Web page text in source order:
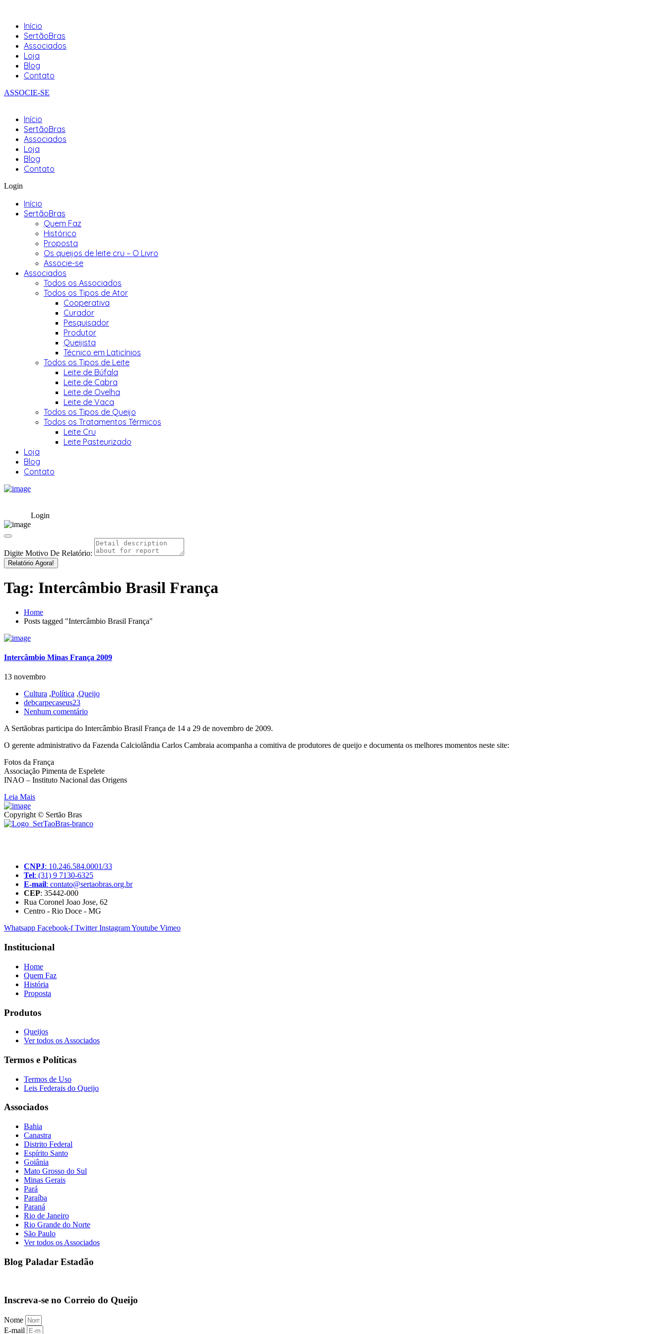
Início
SertãoBras
Associados
Loja
Blog
Contato
ASSOCIE-SE
Início
SertãoBras
Associados
Loja
Blog
Contato
Login
Início
SertãoBras
Quem Faz
Histórico
Proposta
Os queijos de leite cru – O Livro
Associe-se
Associados
Todos os Associados
Todos os Tipos de Ator
Cooperativa
Curador
Pesquisador
Produtor
Queijista
Técnico em Laticínios
Todos os Tipos de Leite
Leite de Búfala
Leite de Cabra
Leite de Ovelha
Leite de Vaca
Todos os Tipos de Queijo
Todos os Tratamentos Térmicos
Leite Cru
Leite Pasteurizado
Loja
Blog
Contato
Login
Digite Motivo De Relatório:
Relatório Agora!
Tag: Intercâmbio Brasil França
Home
Posts tagged "Intercâmbio Brasil França"
Intercâmbio Minas França 2009
13 novembro
Cultura ,Política ,Queijo
debcarpecaseus23
Nenhum comentário
A Sertãobras participa do Intercâmbio Brasil França de 14 a 29 de novembro de 2009.
O gerente administrativo da Fazenda Calciolândia Carlos Cambraia acompanha a comitiva de produtores de queijo e documenta os melhores momentos neste site:
Fotos da França
Associação Pimenta de Espelete
INAO – Instituto Nacional das Origens
Leia Mais
Copyright © Sertão Bras
CNPJ: 10.246.584.0001/33
Tel: (31) 9 7130-6325
E-mail: contato@sertaobras.org.br
CEP: 35442-000
Rua Coronel Joao Jose, 62
Centro - Rio Doce - MG
Whatsapp Facebook-f Twitter InstagramYoutube Vimeo
Institucional
Home
Quem Faz
História
Proposta
Produtos
Queijos
Ver todos os Associados
Termos e Políticas
Termos de Uso
Leis Federais do Queijo
Associados
Bahia
Canastra
Distrito Federal
Espírito Santo
Goiânia
Mato Grosso do Sul
Minas Gerais
Pará
Paraíba
Paraná
Rio de Janeiro
Rio Grande do Norte
São Paulo
Ver todos os Associados
Blog Paladar Estadão
Inscreva-se no Correio do Queijo
Nome
E-mail